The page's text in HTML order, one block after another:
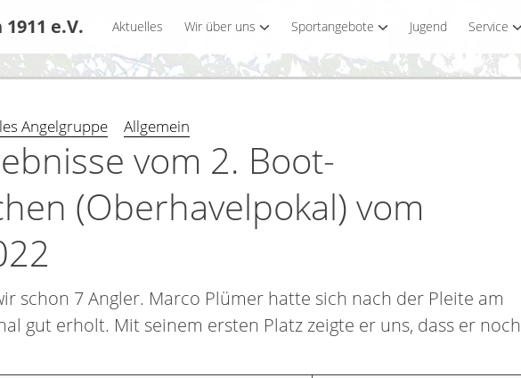
e.V. Aktuelles Wir über uns Sportangebote Jugend Service
Angelgruppe Allgemein
vom 2. Boot-
(Oberhavelpokal) vom
schon 7 Angler. Marco Plümer hatte sich nach der Pleite am
gut erholt. Mit seinem ersten Platz zeigte er uns, dass er noch